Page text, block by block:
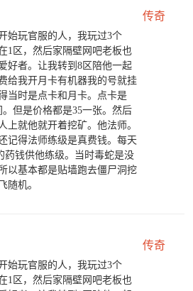
传奇
始玩官服的人，我玩过3个
1区，然后家隔壁网吧老板也
好者。让我转到8区陪他一起
给我开月卡有机器我的号就挂
当时是点卡和月卡。点卡是
。但是价格都是35一张。然后
上就他就开着挖矿。他法师。
记得法师练级是真费钱。每天
药钱供他练级。当时毒蛇是没
以基本都是贴墙跑去僵尸洞挖
随机。
传奇
始玩官服的人，我玩过3个
1区，然后家隔壁网吧老板也